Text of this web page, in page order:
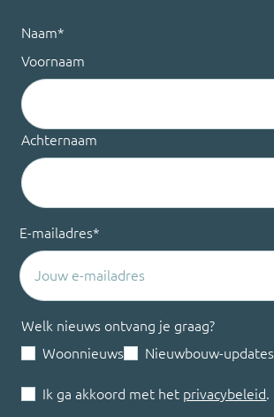
Naam*
Voornaam
Achternaam
E-mailadres*
Welk nieuws ontvang je graag?
Woonnieuws
Nieuwbouw-updates
Ik ga akkoord met het privacybeleid.